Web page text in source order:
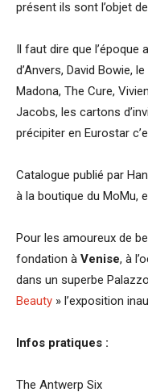
présent ils sont l’objet
Il faut dire que l’époque
d’Anvers, David Bowie,
Madona, The Cure,
Jacobs, les cartons
précipiter en Eurostar
Catalogue publié par
à la boutique du MoMu,
Pour les amoureux de
fondation à Venise, à
dans un superbe
Beauty » l’exposition
Infos pratiques :
The Antwerp Six